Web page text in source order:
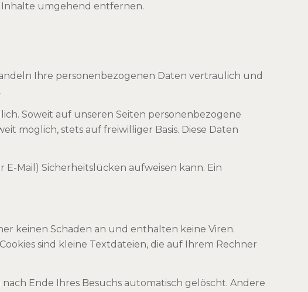
umgehend entfernen.
Ihre personenbezogenen Daten vertraulich und
Soweit auf unseren Seiten personenbezogene
möglich, stets auf freiwilliger Basis. Diese Daten
Mail) Sicherheitslücken aufweisen kann. Ein
keinen Schaden an und enthalten keine Viren.
sind kleine Textdateien, die auf Ihrem Rechner
Ende Ihres Besuchs automatisch gelöscht. Andere